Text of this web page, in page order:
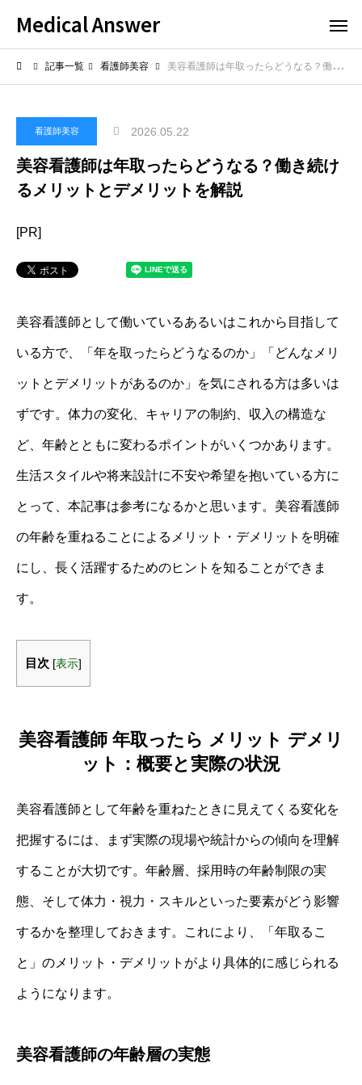
Medical Answer
記事一覧 看護師美容 美容看護師は年取ったらどうなる？働き続けるメリットとデメリットを解説
看護師美容 2026.05.22
美容看護師は年取ったらどうなる？働き続け
るメリットとデメリットを解説
[PR]
美容看護師として働いているあるいはこれから目指して
いる方で、「年を取ったらどうなるのか」「どんなメリ
ットとデメリットがあるのか」を気にされる方は多いは
ずです。体力の変化、キャリアの制約、収入の構造な
ど、年齢とともに変わるポイントがいくつかあります。
生活スタイルや将来設計に不安や希望を抱いている方に
とって、本記事は参考になるかと思います。美容看護師
の年齢を重ねることによるメリット・デメリットを明確
にし、長く活躍するためのヒントを知ることができま
す。
目次 [表示]
美容看護師 年取ったら メリット デメリ
ット：概要と実際の状況
美容看護師として年齢を重ねたときに見えてくる変化を
把握するには、まず実際の現場や統計からの傾向を理解
することが大切です。年齢層、採用時の年齢制限の実
態、そして体力・視力・スキルといった要素がどう影響
するかを整理しておきます。これにより、「年取るこ
と」のメリット・デメリットがより具体的に感じられる
ようになります。
美容看護師の年齢層の実態